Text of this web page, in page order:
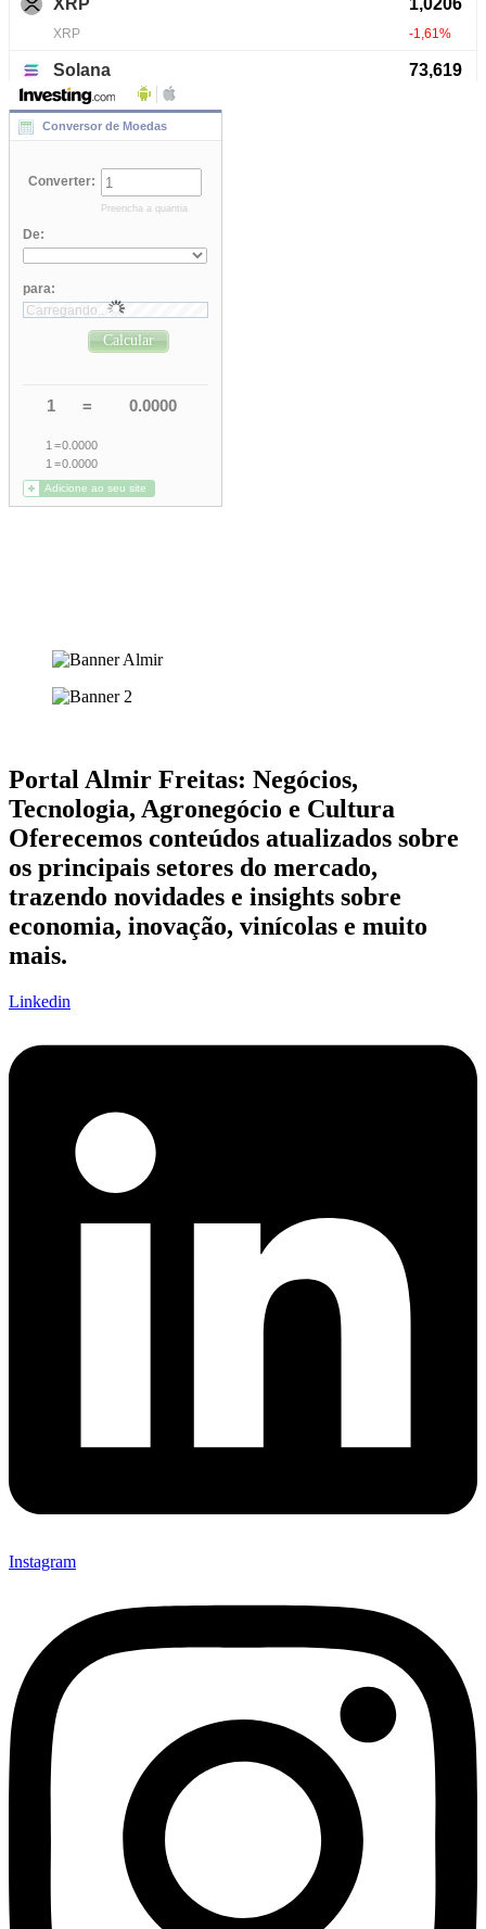
Portal Almir Freitas: Negócios,
Tecnologia, Agronegócio e Cultura
Oferecemos conteúdos atualizados sobre
os principais setores do mercado,
trazendo novidades e insights sobre
economia, inovação, vinícolas e muito
mais.
Linkedin
Instagram